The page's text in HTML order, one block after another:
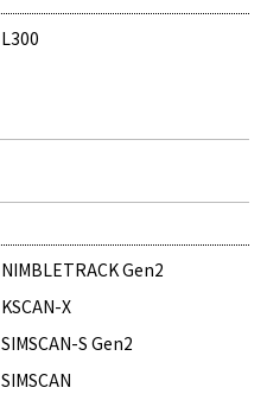
L300
NIMBLETRACK Gen2
KSCAN-X
SIMSCAN-S Gen2
SIMSCAN